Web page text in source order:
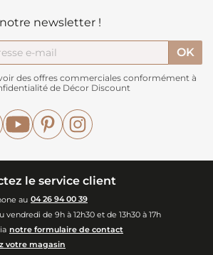
newsletter !
des offres commerciales conformément à
de Décor Discount
FacebookYouTubePinterest
le service client
au 04 26 94 00 39
vendredi de 9h à 12h30 et de 13h30 à 17h
notre formulaire de contact
votre magasin